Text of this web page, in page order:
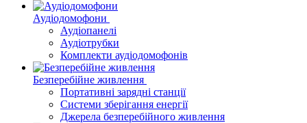
Аудіодомофони
Аудіопанелі
Аудіотрубки
Комплекти аудіодомофонів
Безперебійне живлення
Портативні зарядні станції
Системи зберігання енергії
Джерела безперебійного живлення